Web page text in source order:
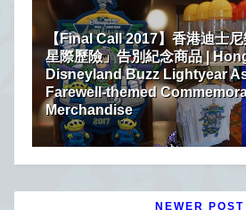
【Final Call 2017】香港迪士
星際歷險」告別紀念商品 |
Disneyland Buzz Lightyear
Farewell-themed
Merchandise
NEWER POST